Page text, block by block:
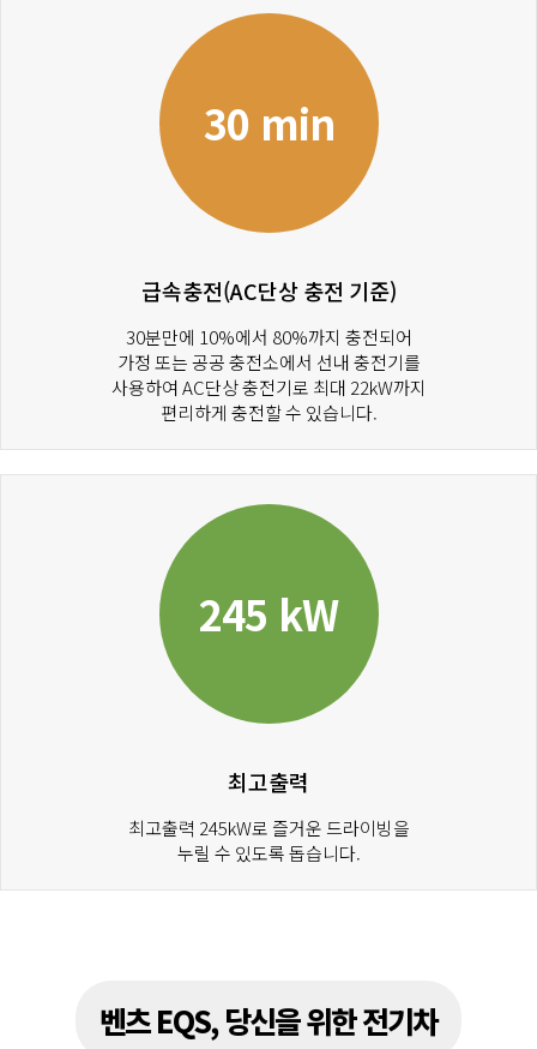
30 min
급속충전(AC단상 충전 기준)
30분만에 10%에서 80%까지 충전되어
가정 또는 공공 충전소에서 선내 충전기를
사용하여 AC단상 충전기로 최대 22kW까지
편리하게 충전할 수 있습니다.
245 kW
최고출력
최고출력 245kW로 즐거운 드라이빙을
누릴 수 있도록 돕습니다.
벤츠 EQS, 당신을 위한 전기차